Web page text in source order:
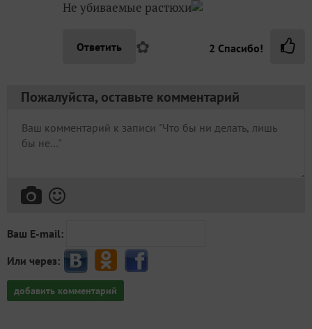
Другие записи про
огород и грядки
NatalyaAfonchenko 22 июня 2023, 13:01
журнал
Остатки планов. Эксперименты